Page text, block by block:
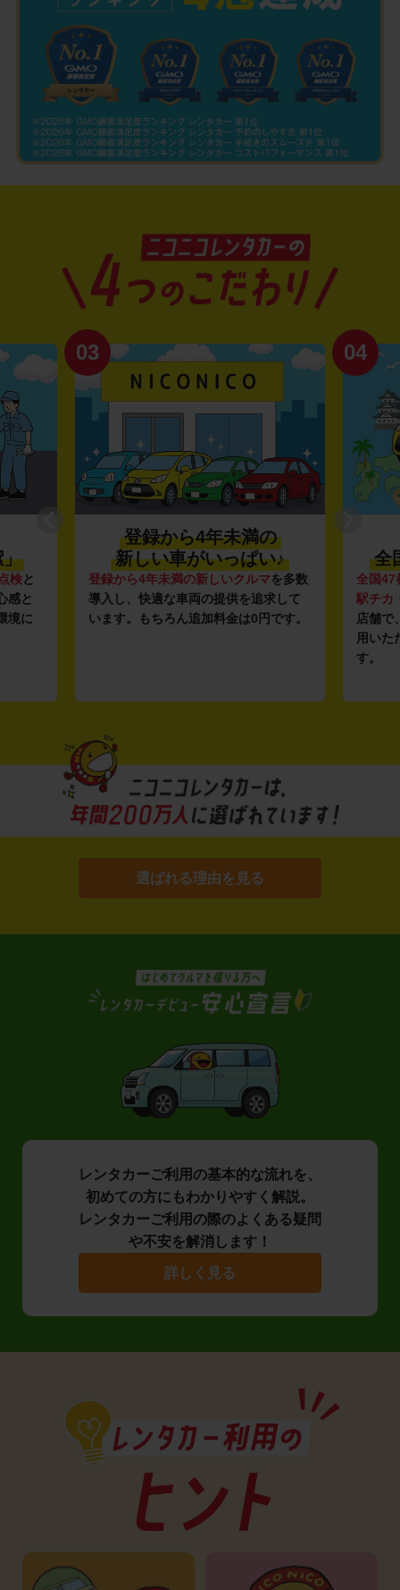
」
検と
感と
境に
03
登録から4年未満の
新しい車がいっぱい♪
登録から4年未満の新しいクルマを多数
導入し、快適な車両の提供を追求して
います。もちろん追加料金は0円です。
04
全
全国47
駅チカ
店舗で
用いた
す。
選ばれる理由を見る
レンタカーご利用の基本的な流れを、
初めての方にもわかりやすく解説。
レンタカーご利用の際のよくある疑問
や不安を解消します！
詳しく見る